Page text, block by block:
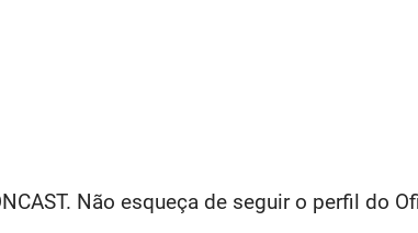
Não esqueça de seguir o perfil do